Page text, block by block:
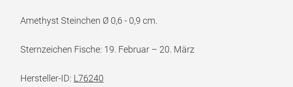
Amethyst Steinchen Ø 0,6 - 0,9 cm.
Sternzeichen Fische: 19. Februar – 20. März
Hersteller-ID: L76240